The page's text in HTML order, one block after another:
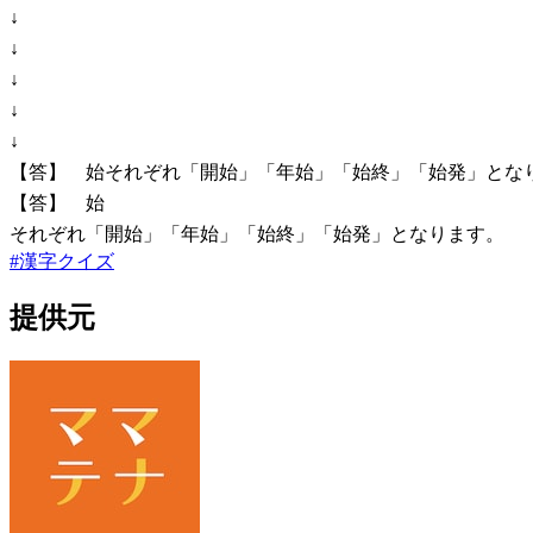
↓
↓
↓
↓
↓
【答】 始それぞれ「開始」「年始」「始終」「始発」とな
【答】 始
それぞれ「開始」「年始」「始終」「始発」となります。
#漢字クイズ
提供元